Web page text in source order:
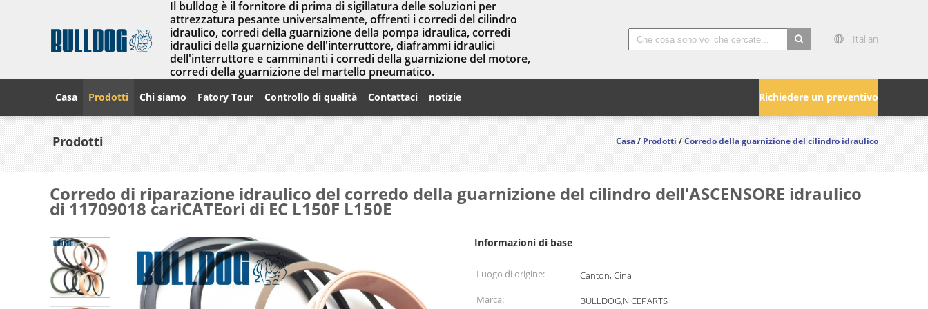
Il bulldog è il fornitore di prima di sigillatura delle soluzioni per
attrezzatura pesante universalmente, offrenti i corredi del cilindro
idraulico, corredi della guarnizione della pompa idraulica, corredi
idraulici della guarnizione dell'interruttore, diaframmi idraulici
dell'interruttore e camminanti i corredi della guarnizione del motore,
corredi della guarnizione del martello pneumatico.
Italian
Richiedere un preventivo
Casa Prodotti Chi siamo Fatory Tour Controllo di qualità Contattaci notizie
Prodotti Casa/Prodotti/Corredo della guarnizione del cilindro idraulico
Corredo di riparazione idraulico del corredo della guarnizione del cilindro dell'ASCENSORE idraulico
di 11709018 cariCATEori di EC L150F L150E
Informazioni di base
Luogo di origine:
Canton, Cina
Marca:
BULLDOG,NICEPARTS